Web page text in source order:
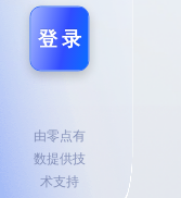
登 录
由零点有
数提供技
术支持